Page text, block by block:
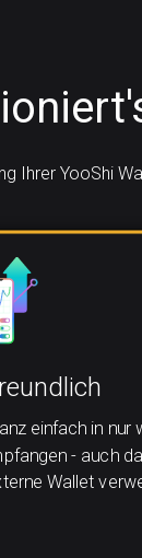
Ihrer YooShi
einfach in nur
- auch
Wallet